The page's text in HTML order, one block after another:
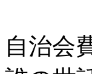
自治会